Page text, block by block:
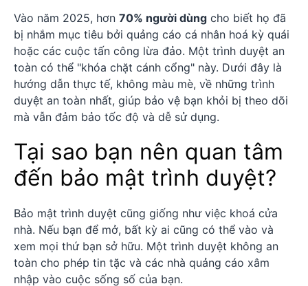
Vào năm 2025, hơn 70% người dùng cho biết họ đã
bị nhắm mục tiêu bởi quảng cáo cá nhân hoá kỳ quái
hoặc các cuộc tấn công lừa đảo. Một trình duyệt an
toàn có thể "khóa chặt cánh cổng" này. Dưới đây là
hướng dẫn thực tế, không màu mè, về những trình
duyệt an toàn nhất, giúp bảo vệ bạn khỏi bị theo dõi
mà vẫn đảm bảo tốc độ và dễ sử dụng.
Tại sao bạn nên quan tâm
đến bảo mật trình duyệt?
Bảo mật trình duyệt cũng giống như việc khoá cửa
nhà. Nếu bạn để mở, bất kỳ ai cũng có thể vào và
xem mọi thứ bạn sở hữu. Một trình duyệt không an
toàn cho phép tin tặc và các nhà quảng cáo xâm
nhập vào cuộc sống số của bạn.